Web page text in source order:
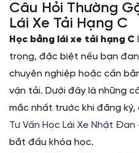
Câu Hỏi Thường
Lái Xe Tải Hạng C
Học bằng lái xe tải hạng C
trọng, đặc biệt nếu bạn
chuyên nghiệp hoặc cần
vận tải. Dưới đây là những
mắc nhất trước khi đăng
Tư Vấn Học Lái Xe Nhật Đan
bắt đầu khóa học.